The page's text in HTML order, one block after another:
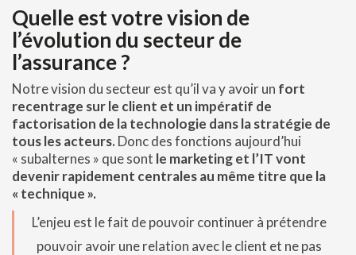
Quelle est votre vision de
l’évolution du secteur de
l’assurance ?
Notre vision du secteur est qu’il va y avoir un fort
recentrage sur le client et un impératif de
factorisation de la technologie dans la stratégie de
tous les acteurs. Donc des fonctions aujourd’hui
« subalternes » que sont le marketing et l’IT vont
devenir rapidement centrales au même titre que la
« technique ».
L’enjeu est le fait de pouvoir continuer à prétendre
pouvoir avoir une relation avec le client et ne pas